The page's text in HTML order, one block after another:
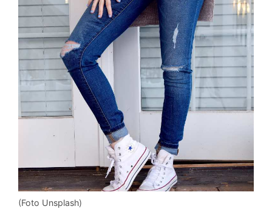
(Foto Unsplash)